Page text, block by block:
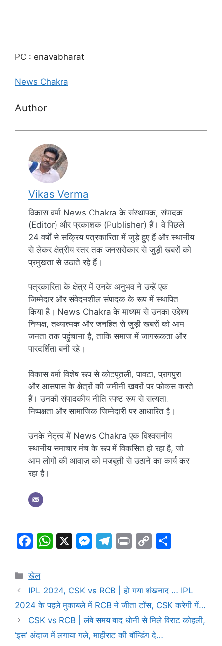
PC : enavabharat
News Chakra
Author
Vikas Verma
विकास वर्मा News Chakra के संस्थापक, संपादक
(Editor) और प्रकाशक (Publisher) हैं। वे पिछले
24 वर्षों से सक्रिय पत्रकारिता में जुड़े हुए हैं और स्थानीय
से लेकर क्षेत्रीय स्तर तक जनसरोकार से जुड़ी खबरों को
प्रमुखता से उठाते रहे हैं।
पत्रकारिता के क्षेत्र में उनके अनुभव ने उन्हें एक
जिम्मेदार और संवेदनशील संपादक के रूप में स्थापित
किया है। News Chakra के माध्यम से उनका उद्देश्य
निष्पक्ष, तथ्यात्मक और जनहित से जुड़ी खबरों को आम
जनता तक पहुंचाना है, ताकि समाज में जागरूकता और
पारदर्शिता बनी रहे।
विकास वर्मा विशेष रूप से कोटपूतली, पावटा, प्रागपुरा
और आसपास के क्षेत्रों की जमीनी खबरों पर फोकस करते
हैं। उनकी संपादकीय नीति स्पष्ट रूप से सत्यता,
निष्पक्षता और सामाजिक जिम्मेदारी पर आधारित है।
उनके नेतृत्व में News Chakra एक विश्वसनीय
स्थानीय समाचार मंच के रूप में विकसित हो रहा है, जो
आम लोगों की आवाज़ को मजबूती से उठाने का कार्य कर
रहा है।
F
c
e
b
o
o
W
s
A
p
p
X
M
s
e
n
g
T
gr
a
m
Pr C
y
Li
n
k
e
Categories
खेल
IPL 2024, CSK vs RCB | हो गया शंखनाद … IPL
2024 के पहले मुकाबले में RCB ने जीता टॉस, CSK करेगी गें…
CSK vs RCB | लंबे समय बाद धोनी से मिले विराट कोहली,
‘इस’ अंदाज में लगाया गले, माहीराट की बॉन्डिंग दे…